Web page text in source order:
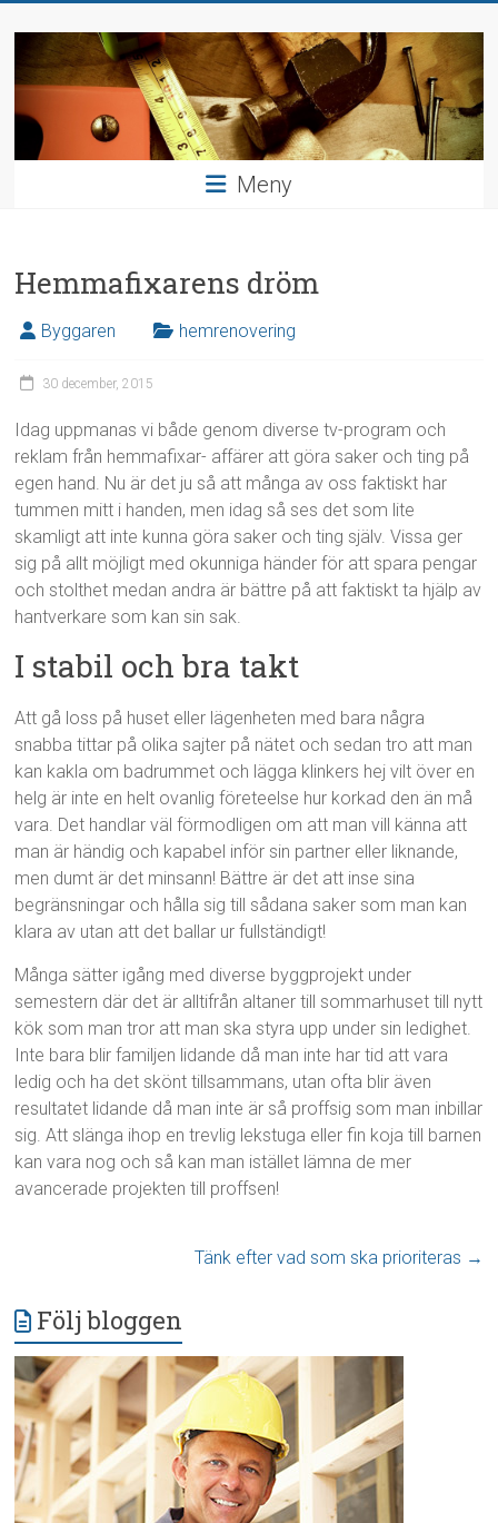
innehåll
Bygga
och
inreda
Meny
Hemmafixarens dröm
Byggaren hemrenovering
30 december, 2015
Idag uppmanas vi både genom diverse tv-program och
reklam från hemmafixar- affärer att göra saker och ting på
egen hand. Nu är det ju så att många av oss faktiskt har
tummen mitt i handen, men idag så ses det som lite
skamligt att inte kunna göra saker och ting själv. Vissa ger
sig på allt möjligt med okunniga händer för att spara pengar
och stolthet medan andra är bättre på att faktiskt ta hjälp av
hantverkare som kan sin sak.
I stabil och bra takt
Att gå loss på huset eller lägenheten med bara några
snabba tittar på olika sajter på nätet och sedan tro att man
kan kakla om badrummet och lägga klinkers hej vilt över en
helg är inte en helt ovanlig företeelse hur korkad den än må
vara. Det handlar väl förmodligen om att man vill känna att
man är händig och kapabel inför sin partner eller liknande,
men dumt är det minsann! Bättre är det att inse sina
begränsningar och hålla sig till sådana saker som man kan
klara av utan att det ballar ur fullständigt!
Många sätter igång med diverse byggprojekt under
semestern där det är alltifrån altaner till sommarhuset till nytt
kök som man tror att man ska styra upp under sin ledighet.
Inte bara blir familjen lidande då man inte har tid att vara
ledig och ha det skönt tillsammans, utan ofta blir även
resultatet lidande då man inte är så proffsig som man inbillar
sig. Att slänga ihop en trevlig lekstuga eller fin koja till barnen
kan vara nog och så kan man istället lämna de mer
avancerade projekten till proffsen!
Tänk efter vad som ska prioriteras →
Följ bloggen